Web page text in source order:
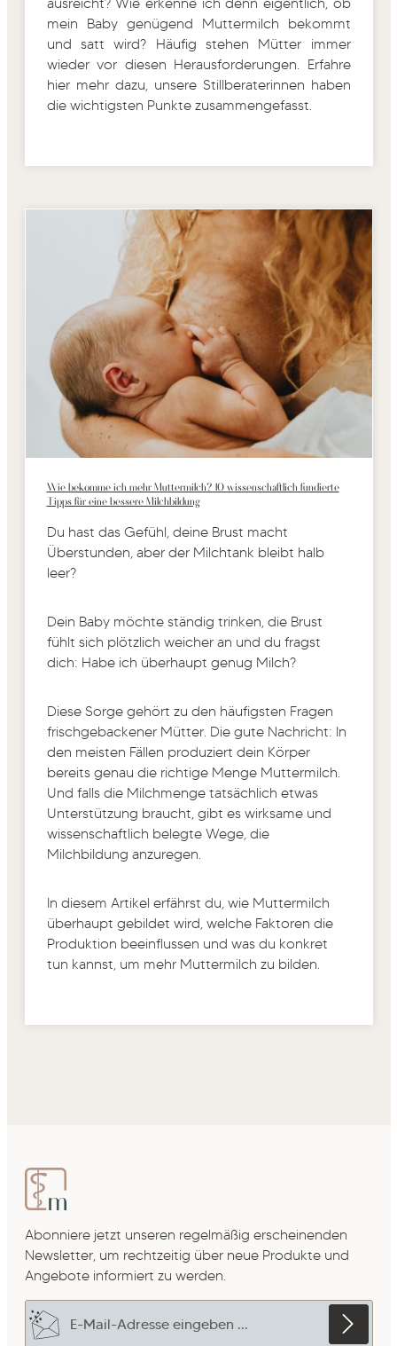
mein Baby genügend Muttermilch bekommt
und satt wird? Häufig stehen Mütter immer
wieder vor diesen Herausforderungen. Erfahre
hier mehr dazu, unsere Stillberaterinnen haben
die wichtigsten Punkte zusammengefasst.
Wie bekomme ich mehr Muttermilch? 10 wissenschaftlich fundierte
Tipps für eine bessere Milchbildung
Du hast das Gefühl, deine Brust macht
Überstunden, aber der Milchtank bleibt halb
leer?
Dein Baby möchte ständig trinken, die Brust
fühlt sich plötzlich weicher an und du fragst
dich: Habe ich überhaupt genug Milch?
Diese Sorge gehört zu den häufigsten Fragen
frischgebackener Mütter. Die gute Nachricht: In
den meisten Fällen produziert dein Körper
bereits genau die richtige Menge Muttermilch.
Und falls die Milchmenge tatsächlich etwas
Unterstützung braucht, gibt es wirksame und
wissenschaftlich belegte Wege, die
Milchbildung anzuregen.
In diesem Artikel erfährst du, wie Muttermilch
überhaupt gebildet wird, welche Faktoren die
Produktion beeinflussen und was du konkret
tun kannst, um mehr Muttermilch zu bilden.
Abonniere jetzt unseren regelmäßig erscheinenden
Newsletter, um rechtzeitig über neue Produkte und
Angebote informiert zu werden.
E-Mail-Adresse*